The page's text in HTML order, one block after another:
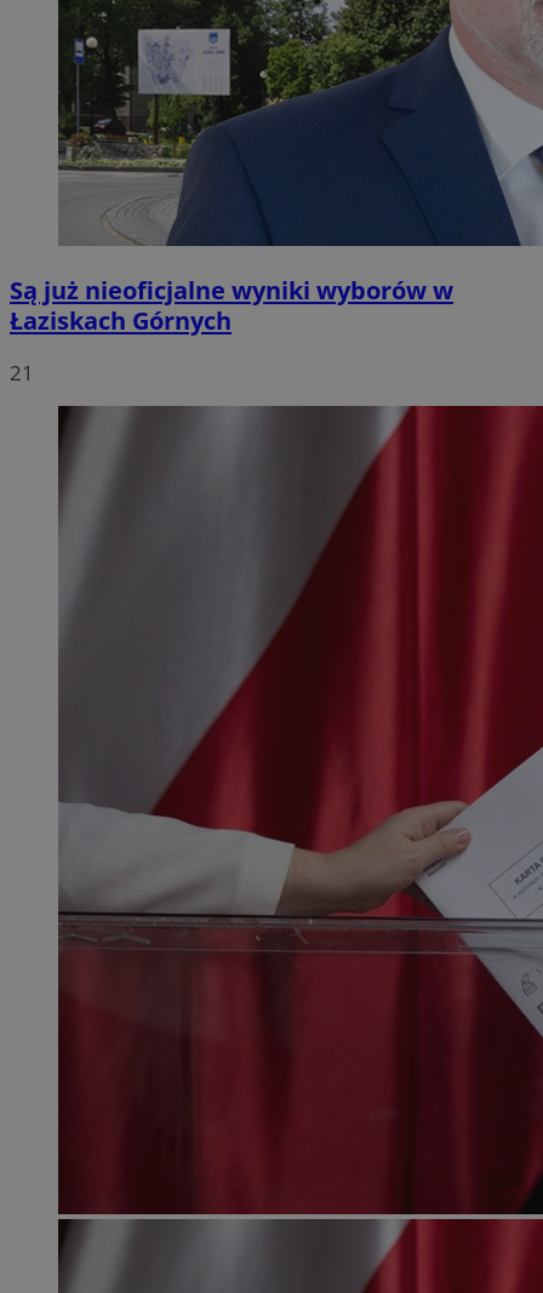
Są już nieoficjalne wyniki wyborów w
Łaziskach Górnych
21